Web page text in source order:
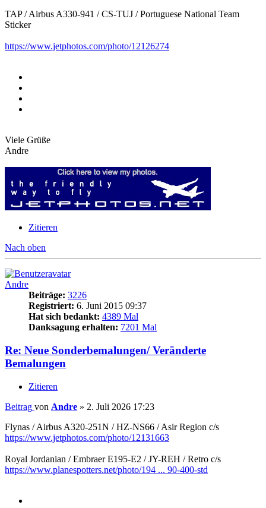
TAP / Airbus A330-941 / CS-TUJ / Portuguese National Team
Sticker
https://www.jetphotos.com/photo/12126274
Viele Grüße
Andre
Zitieren
Nach oben
Andre
Beiträge: 3226
Registriert: 6. Juni 2015 09:37
Hat sich bedankt: 4389 Mal
Danksagung erhalten: 7201 Mal
Re: Neue Sonderbemalungen/ Veränderte
Bemalungen
Zitieren
Beitrag von Andre » 2. Juli 2026 17:23
Flynas / Airbus A320-251N / HZ-NS66 / Asir Region c/s
https://www.jetphotos.com/photo/12131663
Royal Jordanian / Embraer E195-E2 / JY-REH / Retro c/s
https://www.planespotters.net/photo/194 ... 90-400-std